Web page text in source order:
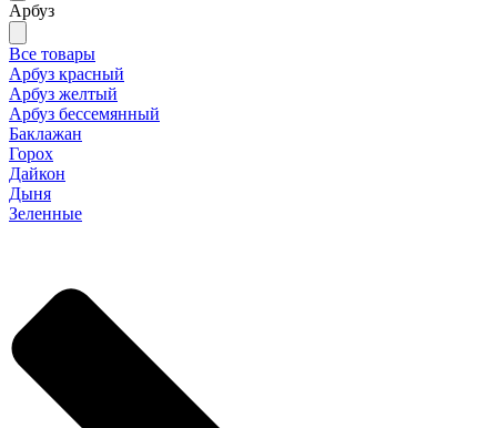
Арбуз
Все товары
Арбуз красный
Арбуз желтый
Арбуз бессемянный
Баклажан
Горох
Дайкон
Дыня
Зеленные